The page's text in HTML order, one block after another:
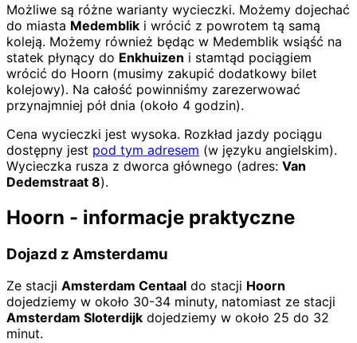
Możliwe są różne warianty wycieczki. Możemy dojechać
do miasta Medemblik i wrócić z powrotem tą samą
koleją. Możemy również będąc w Medemblik wsiąść na
statek płynący do Enkhuizen i stamtąd pociągiem
wrócić do Hoorn (musimy zakupić dodatkowy bilet
kolejowy). Na całość powinniśmy zarezerwować
przynajmniej pół dnia (około 4 godzin).
Cena wycieczki jest wysoka. Rozkład jazdy pociągu
dostępny jest pod tym adresem (w języku angielskim).
Wycieczka rusza z dworca głównego (adres: Van
Dedemstraat 8).
Hoorn - informacje praktyczne
Dojazd z Amsterdamu
Ze stacji Amsterdam Centaal do stacji Hoorn
dojedziemy w około 30-34 minuty, natomiast ze stacji
Amsterdam Sloterdijk dojedziemy w około 25 do 32
minut.